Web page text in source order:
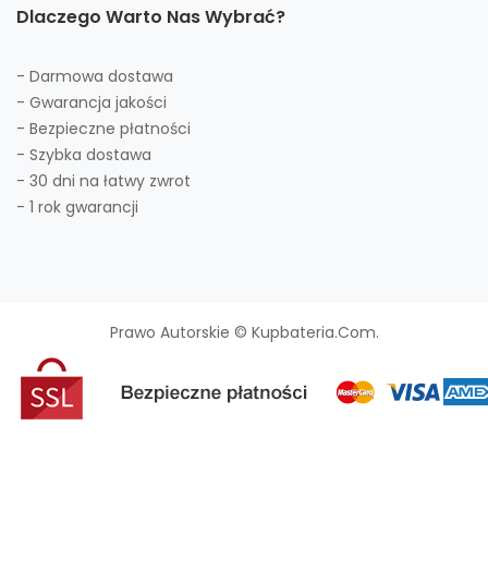
Dlaczego Warto Nas Wybrać?
- Darmowa dostawa
- Gwarancja jakości
- Bezpieczne płatności
- Szybka dostawa
- 30 dni na łatwy zwrot
- 1 rok gwarancji
Prawo Autorskie © Kupbateria.com.